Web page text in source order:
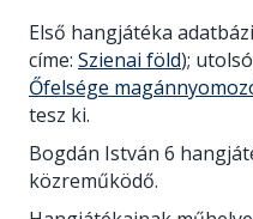
Első hangjátéka
címe: Szienai föld);
Őfelsége
tesz ki.
Bogdán István 6
közreműködő.